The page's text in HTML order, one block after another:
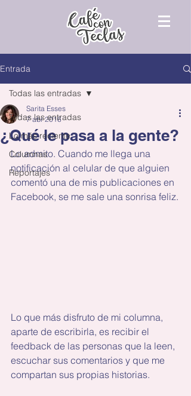
Entrada
Todas las entradas
Lo más reciente
Columnas
Reportajes
Todas las entradas
¿Qué le pasa a la gente?
Sarita Esses
7 abr 2016
Lo admito. Cuando me llega una
notificación al celular de que alguien
comentó una de mis publicaciones en
Facebook, se me sale una sonrisa feliz.
Lo que más disfruto de mi columna,
aparte de escribirla, es recibir el
feedback de las personas que la leen,
escuchar sus comentarios y que me
compartan sus propias historias.